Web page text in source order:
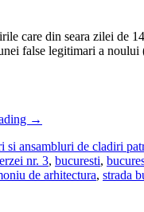
care din seara zilei de
false legitimari a
→
si ansambluri de cladiri
nr. 3, bucuresti,
de arhitectura, strada